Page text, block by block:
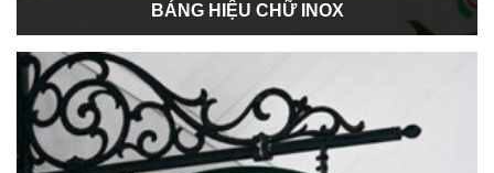
BẢNG HIỆU CHỮ INOX